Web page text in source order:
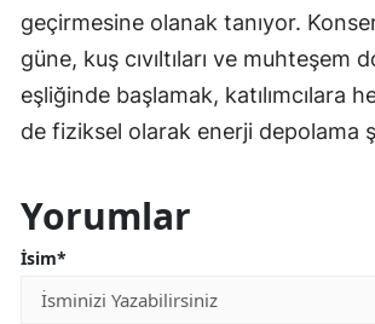
geçirmesine olanak tanıyor.
güne, kuş cıvıltıları ve muhteşem
eşliğinde başlamak, katılımcılara
de fiziksel olarak enerji depolama
Yorumlar
İsim*